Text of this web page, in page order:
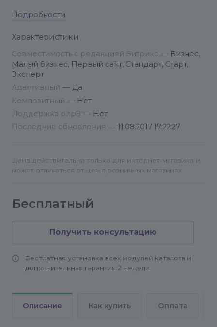
3. В настройках модуля укажите:
в Личном кабинете MANGO OFFICE двумя
шагами выше)
- CSS-селектор для вставки номера телефона. В
это поле напишите селектор, с помощью
которого размещен номер телефона на вашем
сайте.
- Поставьте галочку "Показывать виджет"
Если номер размещен в нескольких местах на
произойдет во всех местах на один и тот же
номер.
Важные замечания
Подробности
Характеристики
Совместимость с редакцией Битрикс — Бизнес,
Малый бизнес, Первый сайт, Стандарт, Старт,
Эксперт
Адаптивный — Да
Композитный — Нет
Поддержка php8 — Нет
Последние обновления — 11.08.2017 17:22:27
Цена действительна только для интернет-магазина и
может отличаться от цен в розничных магазинах
Бесплатный
Получить консультацию
Бесплатная установка всех модулей каталога и
дополнительная гарантия 2 недели
Описание Как купить Оплата